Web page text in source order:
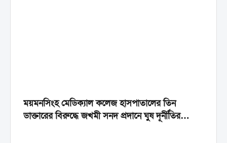
ময়মনসিংহ মেডিক্যাল কলেজ হাসপাতালের তিন
ডাক্তারের বিরুদ্ধে জখমী সনদ প্রদানে ঘুষ দূর্নীতির